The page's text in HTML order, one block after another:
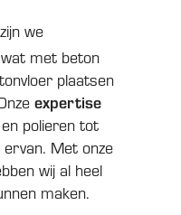
we
met beton
plaatsen
expertise
polieren tot
ervan. Met onze
wij al heel
maken.